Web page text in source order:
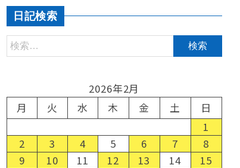
日記検索
2026年2月
月
火 水 木 金 土
日
1
2
3 4 5 6 7
8
9
10 11 12 13 14
15